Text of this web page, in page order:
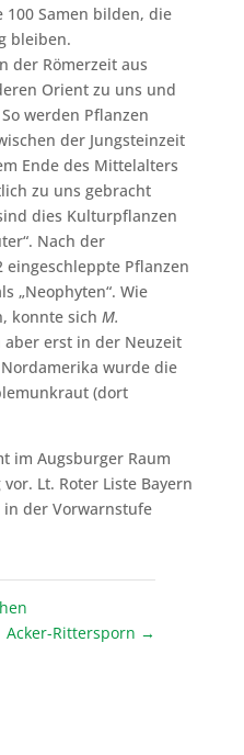
100 Samen bilden, die
bleiben.
der Römerzeit aus
Orient zu uns und
werden Pflanzen
der Jungsteinzeit
Ende des Mittelalters
zu uns gebracht
dies Kulturpflanzen
Nach der
eingeschleppte Pflanzen
„Neophyten“. Wie
konnte sich M.
erst in der Neuzeit
wurde die
(dort
im Augsburger Raum
Lt. Roter Liste Bayern
der Vorwarnstufe
Acker-Rittersporn →